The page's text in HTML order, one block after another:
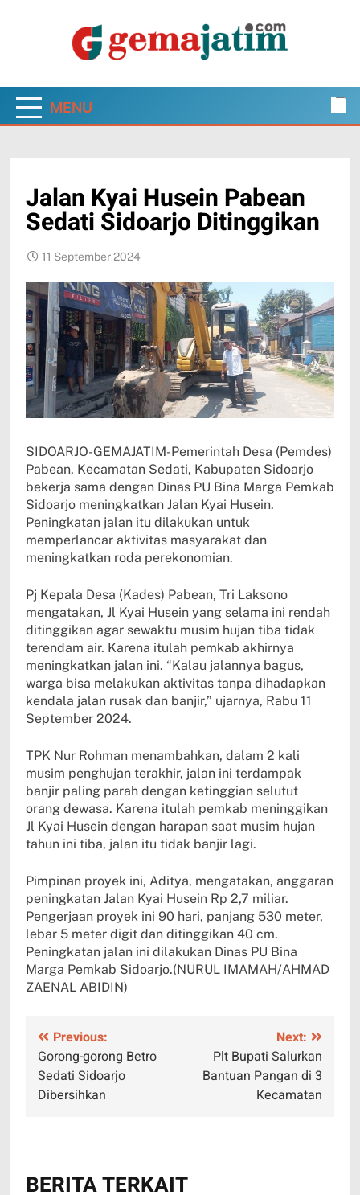
Gema Jatim
MENU
Jalan Kyai Husein Pabean
Sedati Sidoarjo Ditinggikan
11 September 2024
SIDOARJO-GEMAJATIM-Pemerintah Desa (Pemdes)
Pabean, Kecamatan Sedati, Kabupaten Sidoarjo
bekerja sama dengan Dinas PU Bina Marga Pemkab
Sidoarjo meningkatkan Jalan Kyai Husein.
Peningkatan jalan itu dilakukan untuk
memperlancar aktivitas masyarakat dan
meningkatkan roda perekonomian.
Pj Kepala Desa (Kades) Pabean, Tri Laksono
mengatakan, Jl Kyai Husein yang selama ini rendah
ditinggikan agar sewaktu musim hujan tiba tidak
terendam air. Karena itulah pemkab akhirnya
meningkatkan jalan ini. “Kalau jalannya bagus,
warga bisa melakukan aktivitas tanpa dihadapkan
kendala jalan rusak dan banjir,” ujarnya, Rabu 11
September 2024.
TPK Nur Rohman menambahkan, dalam 2 kali
musim penghujan terakhir, jalan ini terdampak
banjir paling parah dengan ketinggian selutut
orang dewasa. Karena itulah pemkab meninggikan
Jl Kyai Husein dengan harapan saat musim hujan
tahun ini tiba, jalan itu tidak banjir lagi.
Pimpinan proyek ini, Aditya, mengatakan, anggaran
peningkatan Jalan Kyai Husein Rp 2,7 miliar.
Pengerjaan proyek ini 90 hari, panjang 530 meter,
lebar 5 meter digit dan ditinggikan 40 cm.
Peningkatan jalan ini dilakukan Dinas PU Bina
Marga Pemkab Sidoarjo.(NURUL IMAMAH/AHMAD
ZAENAL ABIDIN)
Navigasi
pos
Previous:
Gorong-gorong Betro
Sedati Sidoarjo
Dibersihkan
Next:
Plt Bupati Salurkan
Bantuan Pangan di 3
Kecamatan
BERITA TERKAIT